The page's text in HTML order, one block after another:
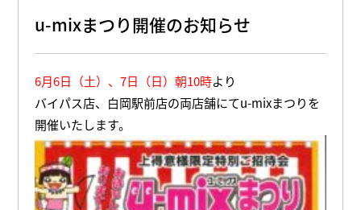
u-mixまつり開催のお知らせ
6月6日（土）、7日（日）朝10時より
バイパス店、白岡駅前店の両店舗にてu-mixまつりを
開催いたします。